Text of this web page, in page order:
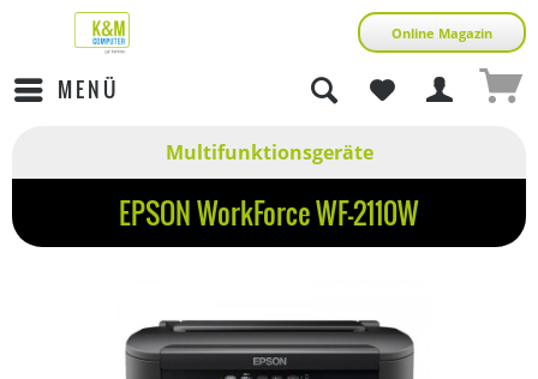
Online Magazin
MENÜ
Multifunktionsgeräte
EPSON WorkForce WF-2110W